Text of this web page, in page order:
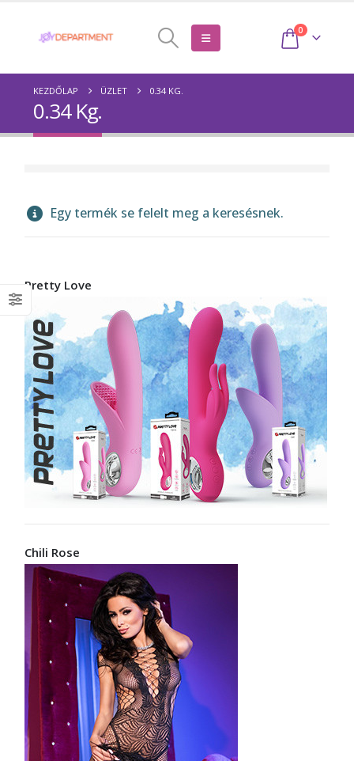
0
KEZDŐLAP ÜZLET 0.34 KG.
0.34 Kg.
Egy termék se felelt meg a keresésnek.
Pretty Love
Chili Rose